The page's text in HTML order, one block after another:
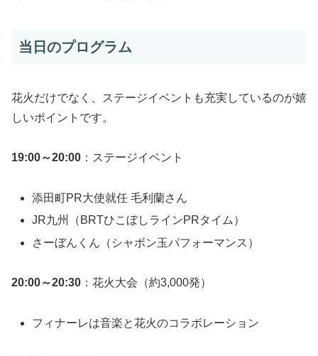
当日のプログラム
花火だけでなく、ステージイベントも充実しているのが嬉
しいポイントです。
19:00～20:00 ：ステージイベント
添田町PR大使就任 毛利蘭さん
JR九州（BRTひこぼしラインPRタイム）
さーぼんくん（シャボン玉パフォーマンス）
20:00～20:30 ：花火大会（約3,000発）
フィナーレは音楽と花火のコラボレーション